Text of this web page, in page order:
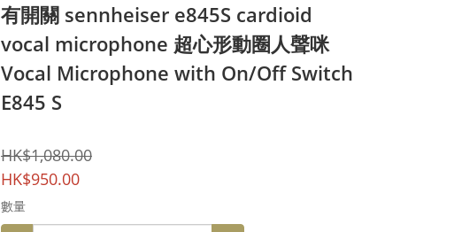
有開關 sennheiser e845S cardioid
vocal microphone 超心形動圈人聲咪
Vocal Microphone with On/Off Switch
E845 S
HK$1,080.00
HK$950.00
數量